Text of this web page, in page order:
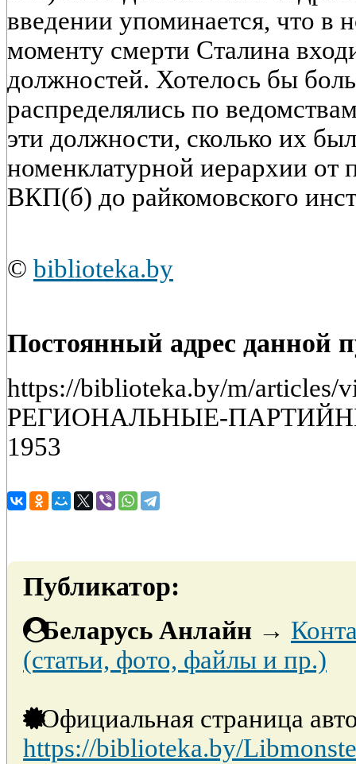
введении упоминается, что
моменту смерти Сталина
должностей. Хотелось бы
распределялись по
эти должности, сколько их
номенклатурной иерархии от
ВКП(б) до райкомовского
© biblioteka.by
Постоянный адрес данной
https://biblioteka.by/m/
РЕГИОНАЛЬНЫЕ-
1953
Публикатор:
Беларусь Анлайн →
(статьи, фото, файлы и пр.)
Официальная страница
https://biblioteka.by/